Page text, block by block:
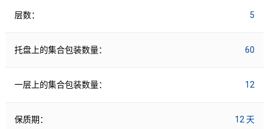
层数： 5
托盘上的集合包装数量： 60
一层上的集合包装数量： 12
保质期： 12 天